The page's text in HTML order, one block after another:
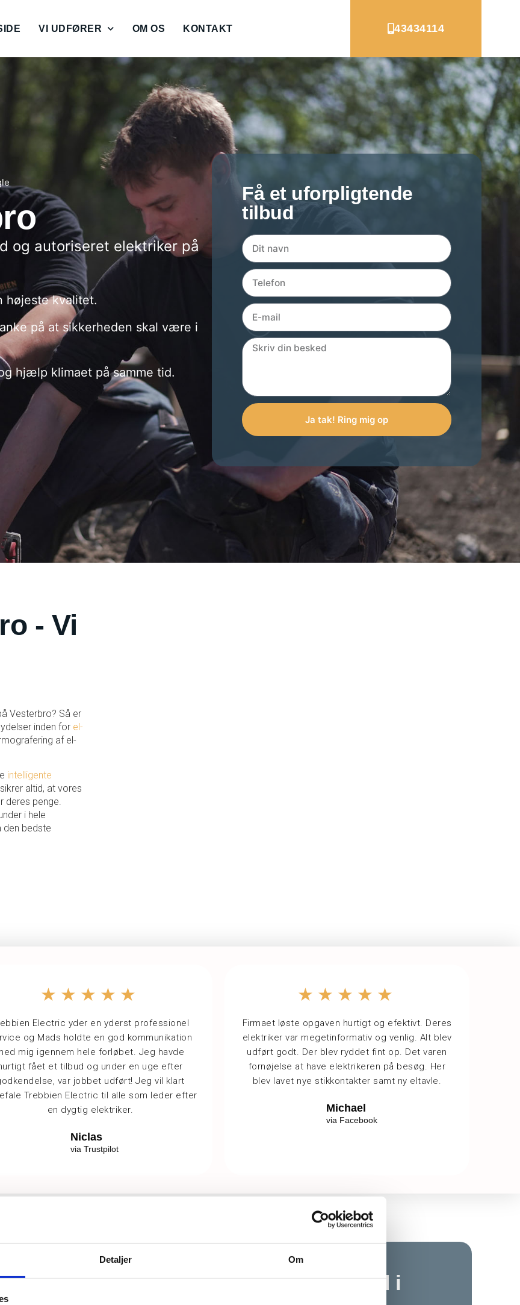
Detaljer Om
VI UDFØRER OM OS KONTAKT 43434114
og autoriseret elektriker på
højeste kvalitet.
på at sikkerheden skal være i
hjælp klimaet på samme tid.
Få et uforpligtende
tilbud
Ja tak! Ring mig op
- Vi
Vesterbro? Så er
inden for el-
af el-
intelligente
altid, at vores
deres penge.
i hele
den bedste
★★★★★
Electric yder en yderst professionel
og Mads holdte en god kommunikation
mig igennem hele forløbet. Jeg havde
fået et tilbud og under en uge efter
var jobbet udført! Jeg vil klart
Trebbien Electric til alle som leder efter
en dygtig elektriker.
Niclas
via Trustpilot
★★★★★
Firmaet løste opgaven hurtigt og efektivt. Deres
elektriker var megetinformativ og venlig. Alt blev
udført godt. Der blev ryddet fint op. Det varen
fornøjelse at have elektrikeren på besøg. Her
blev lavet nye stikkontakter samt ny eltavle.
Michael
via Facebook
Få et uforpligtende tilbud i